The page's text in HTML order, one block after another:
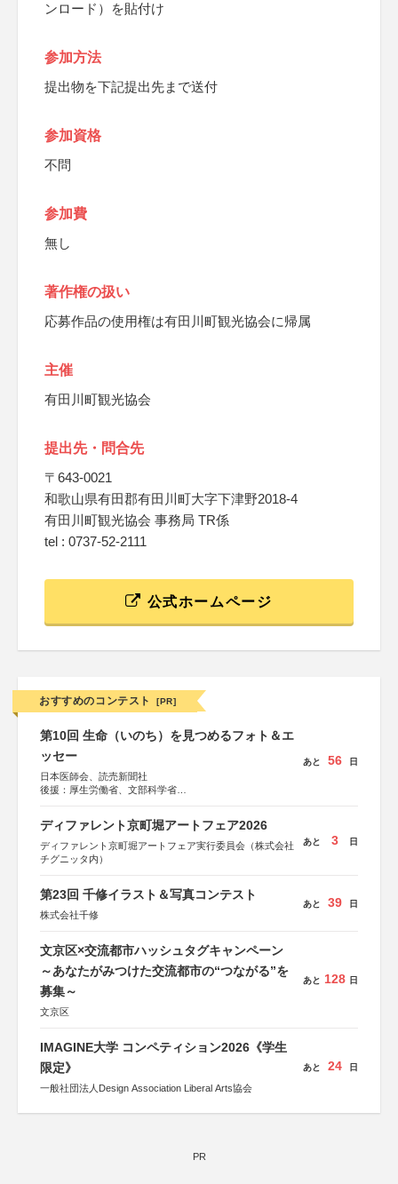
ンロード）を貼付け
参加方法
提出物を下記提出先まで送付
参加資格
不問
参加費
無し
著作権の扱い
応募作品の使用権は有田川町観光協会に帰属
主催
有田川町観光協会
提出先・問合先
〒643-0021
和歌山県有田郡有田川町大字下津野2018-4
有田川町観光協会 事務局 TR係
tel : 0737-52-2111
公式ホームページ
おすすめのコンテスト [PR]
第10回 生命（いのち）を見つめるフォト＆エ
ッセー
日本医師会、読売新聞社
後援：厚生労働省、文部科学省
しん生命保険株式会社
あと 56 日
ディファレント京町堀アートフェア2026
ディファレント京町堀アートフェア実行委員会（株式会社
チグニッタ内）
あと 3 日
第23回 千修イラスト＆写真コンテスト
株式会社千修
あと 39 日
文京区×交流都市ハッシュタグキャンペーン
～あなたがみつけた交流都市の“つながる”を
募集～
文京区
あと 128 日
IMAGINE大学 コンペティション2026《学生
限定》
一般社団法人Design Association Liberal Arts協会
あと 24 日
PR